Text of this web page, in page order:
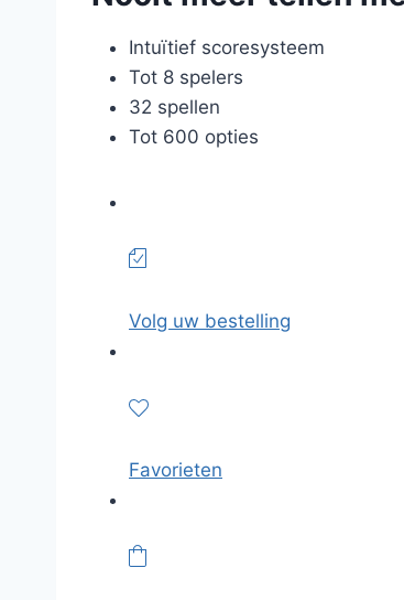
Intuïtief scoresysteem
Tot 8 spelers
32 spellen
Tot 600 opties
Volg uw bestelling
Favorieten